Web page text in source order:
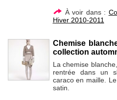
À voir dans :
Hiver 2010-2011
Chemise
collection
La chemise
rentrée dans un
caraco en maille.
satin.